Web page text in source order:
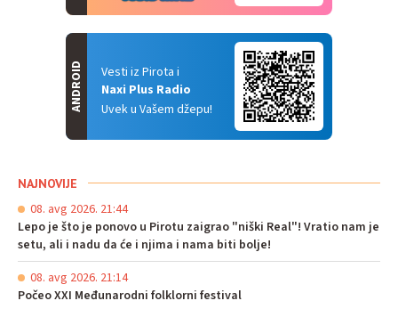
Vesti iz Pirota i
Naxi Plus Radio
Uvek u Vašem džepu!
ANDROID
NAJNOVIJE
08. avg 2026. 21:44
Lepo je što je ponovo u Pirotu zaigrao "niški Real"! Vratio nam je
setu, ali i nadu da će i njima i nama biti bolje!
08. avg 2026. 21:14
Počeo XXI Međunarodni folklorni festival